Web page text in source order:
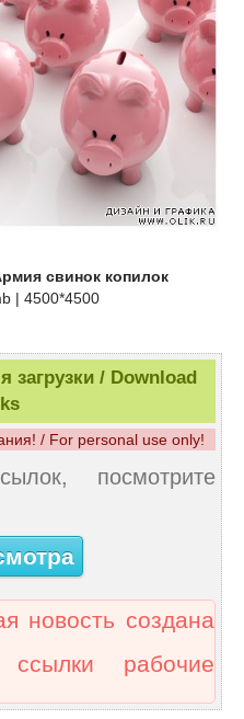
свинок копилок
| 4500*4500
/ Download
/ For personal use only!
посмотрите
новость создана
ссылки рабочие